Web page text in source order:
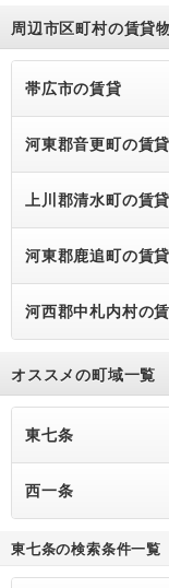
周辺市区町村の賃貸
帯広市の賃貸
河東郡音更町の賃貸
上川郡清水町の賃貸
河東郡鹿追町の賃貸
河西郡中札内村の
オススメの町域一覧
東七条
西一条
東七条の検索条件一覧